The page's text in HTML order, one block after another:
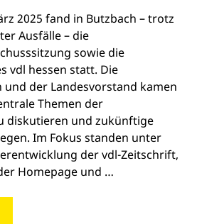
2025 fand in Butzbach – trotz
Ausfälle – die
sowie die
vdl hessen statt. Die
und der Landesvorstand kamen
Themen der
diskutieren und zukünftige
Im Fokus standen unter
der vdl-Zeitschrift,
Homepage und …